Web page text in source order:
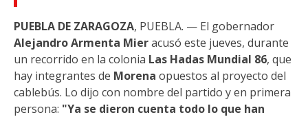
PUEBLA DE ZARAGOZA, PUEBLA. — El gobernador
Alejandro Armenta Mieracusó este jueves, durante
un recorrido en la colonia Las Hadas Mundial 86, que
hay integrantes de Morena opuestos al proyecto del
cablebús. Lo dijo con nombre del partido y en primera
persona: "Ya se dieron cuenta todo lo que han